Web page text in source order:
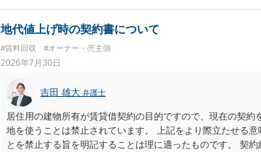
が良いと思います。またその方法で進めた方が、連帯保証
済的負担を最小限に食い止められるため望ましいやり方だと
地代値上げ時の契約書について
#賃料回収 #オーナー・売主側
2026年7月30日
吉田 雄大 弁護士
居住用の建物所有が賃貸借契約の目的ですので、現在の契
地を使うことは禁止されています。 上記をより際立たせる
とを禁止する旨を明記することは理に適ったものです。 契